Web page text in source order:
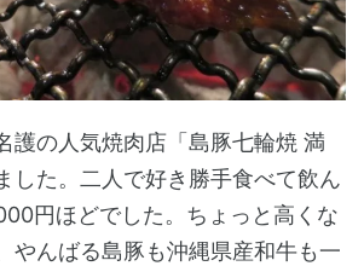
護の人気焼肉店「島豚七輪焼 満
した。二人で好き勝手食べて飲ん
円ほどでした。ちょっと高くな
やんばる島豚も沖縄県産和牛も一